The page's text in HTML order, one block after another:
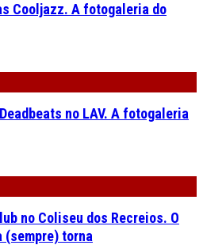
Cooljazz. A fotogaleria do
no LAV. A fotogaleria
no Coliseu dos Recreios. O
(sempre) torna